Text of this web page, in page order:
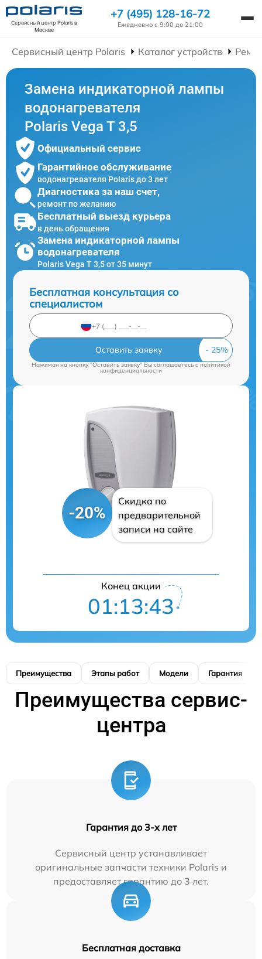
Сервисный центр Polarisв
Москве
+7 (495) 128-16-72
Ежедневно с 9:00 до 21:00
Сервисный центр Polaris Каталог устройств
Замена индикаторной лампы
водонагревателя
Polaris Vega T 3,5
Официальный сервис
Гарантийное обслуживание
водонагревателя Polaris до 3 лет
Диагностика за наш счет,
ремонт по желанию
Бесплатный выезд курьера
в день обращения
Замена индикаторной лампы
водонагревателя
Polaris Vega T 3,5 от 35 минут
Бесплатная консультация со
специалистом
Оставить заявку
Нажимая на кнопку "Оставить заявку" Вы соглашаетесь cполитикой
конфиденциальности
-20%
Скидка по
предварительной
записи на сайте
Конец акции
01:13:42
Преимущества Этапы работ Модели Гарантия
Преимущества сервис-
центра
Гарантия до 3-х лет
Сервисный центр устанавливает
оригинальные запчасти техники Polaris и
предоставляет гарантию до 3 лет.
Бесплатная доставка